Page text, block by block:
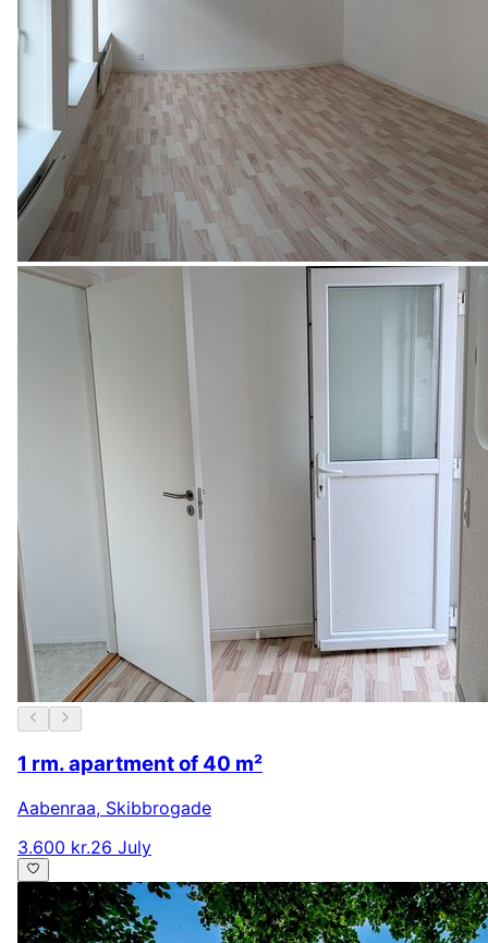
1 rm. apartment of 40 m²
Aabenraa, Skibbrogade
3.600 kr.26 July